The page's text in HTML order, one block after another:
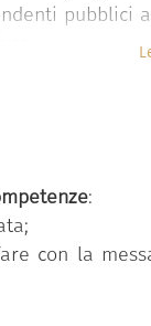
pubblici
dal
si articola
il Badge ha
:
con la